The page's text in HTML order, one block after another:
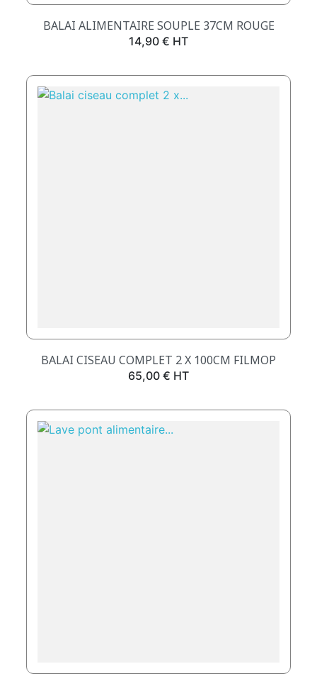
BALAI ALIMENTAIRE SOUPLE 37CM ROUGE
Prix
14,90 € HT
BALAI CISEAU COMPLET 2 X 100CM FILMOP
Prix
65,00 € HT